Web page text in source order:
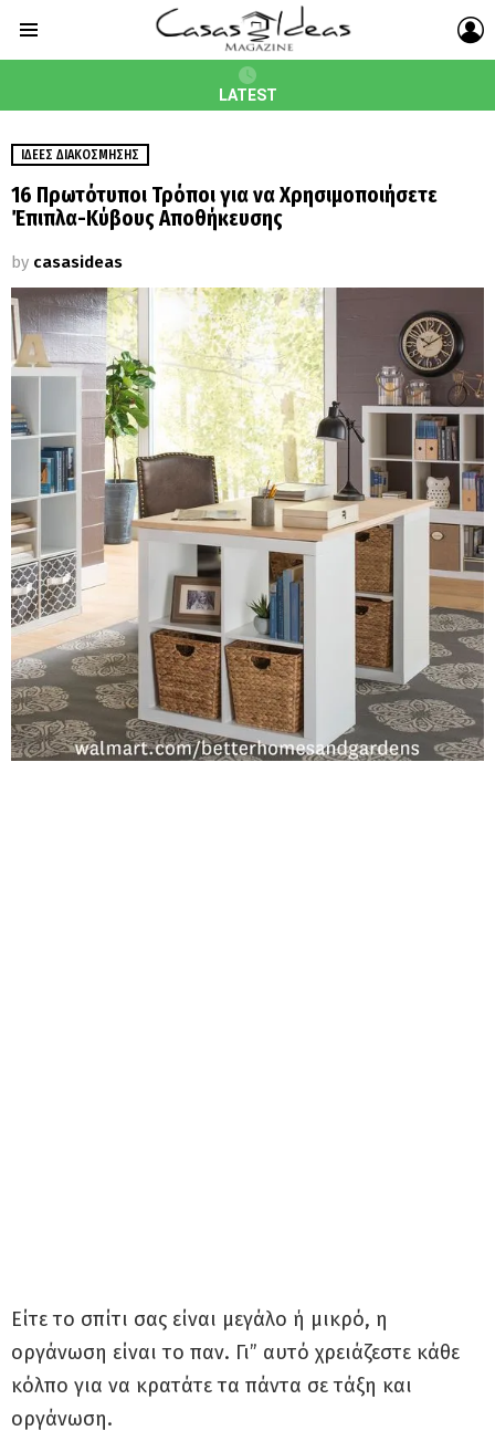
LATEST
ΙΔΈΕΣ ΔΙΑΚΌΣΜΗΣΗΣ
16 Πρωτότυποι Τρόποι για να Χρησιμοποιήσετε
Έπιπλα-Κύβους Αποθήκευσης
by casasideas
Είτε το σπίτι σας είναι μεγάλο ή μικρό, η
οργάνωση είναι το παν. Γι” αυτό χρειάζεστε κάθε
κόλπο για να κρατάτε τα πάντα σε τάξη και
οργάνωση.